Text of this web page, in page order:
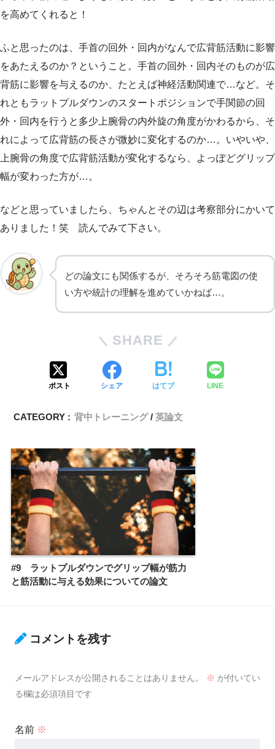
を高めてくれると！
ふと思ったのは、手首の回外・回内がなんで広背筋活動に影響
をあたえるのか？ということ。手首の回外・回内そのものが広
背筋に影響を与えるのか、たとえば神経活動関連で…など。そ
れともラットプルダウンのスタートポジションで手関節の回
外・回内を行うと多少上腕骨の内外旋の角度がかわるから、そ
れによって広背筋の長さが微妙に変化するのか…。いやいや、
上腕骨の角度で広背筋活動が変化するなら、よっぽどグリップ
幅が変わった方が…。
などと思っていましたら、ちゃんとその辺は考察部分にかいて
ありました！笑 読んでみて下さい。
どの論文にも関係するが、そろそろ筋電図の使
い方や統計の理解を進めていかねば…。
SHARE
ポスト シェア はてブ LINE
CATEGORY : 背中トレーニング 英論文
#9 ラットプルダウンでグリップ幅が筋力
と筋活動に与える効果についての論文
コメントを残す
メールアドレスが公開されることはありません。 ※ が付いてい
る欄は必須項目です
名前 ※